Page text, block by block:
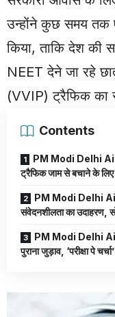
उन्होंने कुछ समय तक
किया, ताकि देश की
NEET देने जा रहे
(VVIP) ट्रैफिक का
Contents
PM Modi Delhi
ट्रैफिक जाम से बचाने के लिए
PM Modi Delhi
संवेदनशीलता का उदाहरण,
PM Modi Delhi
पुराना जुड़ाव, ‘परीक्षा पे